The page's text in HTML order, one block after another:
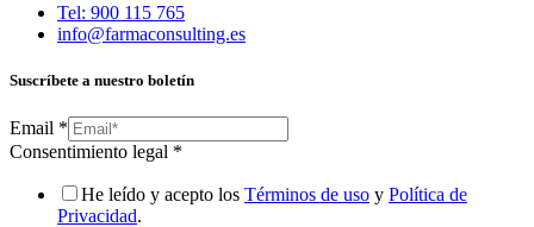
Tel: 900 115 765
info@farmaconsulting.es
Suscríbete a nuestro boletín
Email *
Consentimiento legal *
He leído y acepto los Términos de uso y Política de
Privacidad.